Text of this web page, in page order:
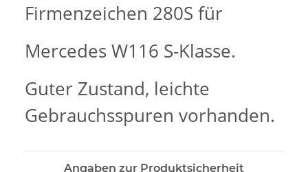
Firmenzeichen 280S für
Mercedes W116 S-Klasse.
Guter Zustand, leichte
Gebrauchsspuren vorhanden.
Angaben zur Produktsicherheit